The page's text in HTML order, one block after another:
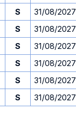
S 31/08/2027
S 31/08/2027
S 31/08/2027
S 31/08/2027
S 31/08/2027
S 31/08/2027